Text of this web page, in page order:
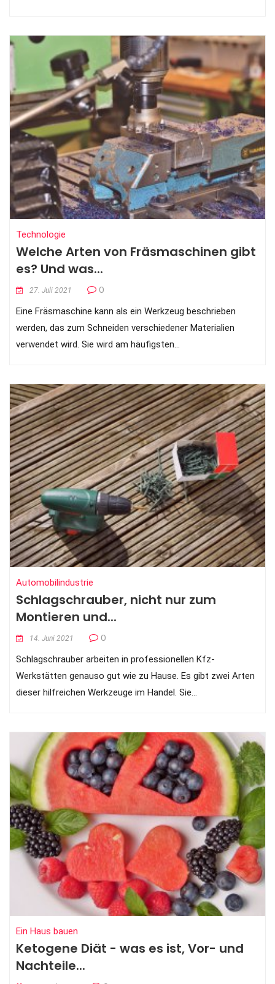
Technologie
Welche Arten von Fräsmaschinen gibt
es? Und was...
27. Juli 2021 0
Eine Fräsmaschine kann als ein Werkzeug beschrieben
werden, das zum Schneiden verschiedener Materialien
verwendet wird. Sie wird am häufigsten...
Automobilindustrie
Schlagschrauber, nicht nur zum
Montieren und...
14. Juni 2021 0
Schlagschrauber arbeiten in professionellen Kfz-
Werkstätten genauso gut wie zu Hause. Es gibt zwei Arten
dieser hilfreichen Werkzeuge im Handel. Sie...
Ein Haus bauen
Ketogene Diät - was es ist, Vor- und
Nachteile...